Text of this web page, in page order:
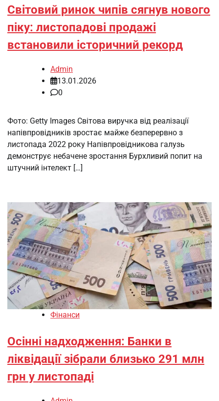
Світовий ринок чипів сягнув нового
піку: листопадові продажі
встановили історичний рекорд
Admin
13.01.2026
0
Фото: Getty Images Світова виручка від реалізації
напівпровідників зростає майже безперервно з
листопада 2022 року Напівпровідникова галузь
демонструє небачене зростання Бурхливий попит на
штучний інтелект […]
Фінанси
Осінні надходження: Банки в
ліквідації зібрали близько 291 млн
грн у листопаді